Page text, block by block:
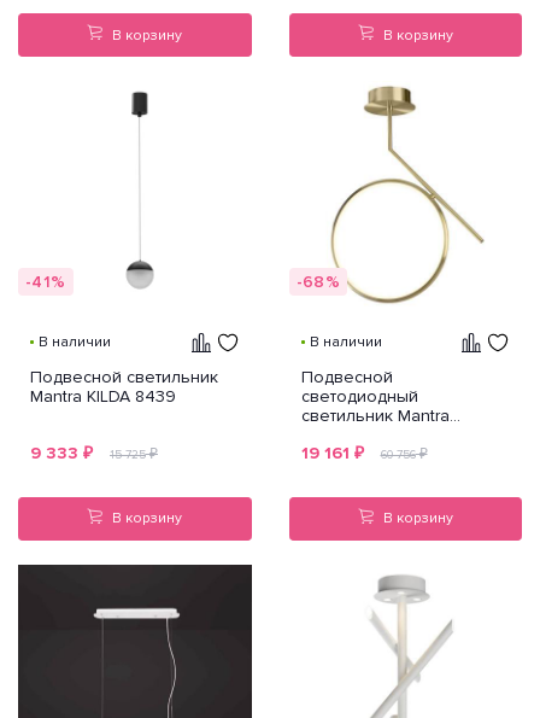
В корзину В корзину
-41%
В наличии
Подвесной светильник
Mantra KILDA 8439
9 333 ₽ 15 725₽
В корзину
-68%
В наличии
Подвесной
светодиодный
светильник Mantra
19 161 ₽ 60 756₽
В корзину